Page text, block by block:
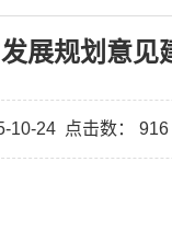
展规划意见
10-24 点击数： 916